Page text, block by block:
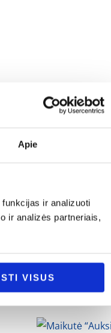
Apie
ir analizuoti
ir analizės partneriais,
VISUS
ir mes